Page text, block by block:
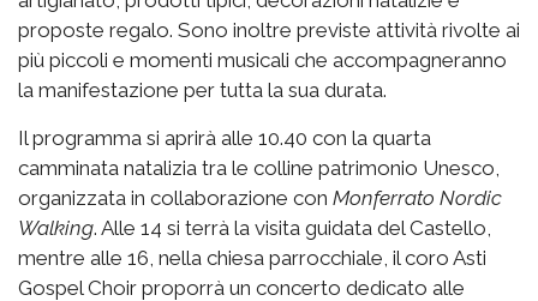
proposte regalo. Sono inoltre previste attività rivolte ai
più piccoli e momenti musicali che accompagneranno
la manifestazione per tutta la sua durata.
Il programma si aprirà alle 10.40 con la quarta
camminata natalizia tra le colline patrimonio Unesco,
organizzata in collaborazione con Monferrato Nordic
Walking. Alle 14 si terrà la visita guidata del Castello,
mentre alle 16, nella chiesa parrocchiale, il coro Asti
Gospel Choir proporrà un concerto dedicato alle